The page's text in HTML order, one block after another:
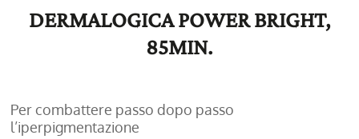
DERMALOGICA POWER BRIGHT,
85MIN.
Per combattere passo dopo passo
l’iperpigmentazione